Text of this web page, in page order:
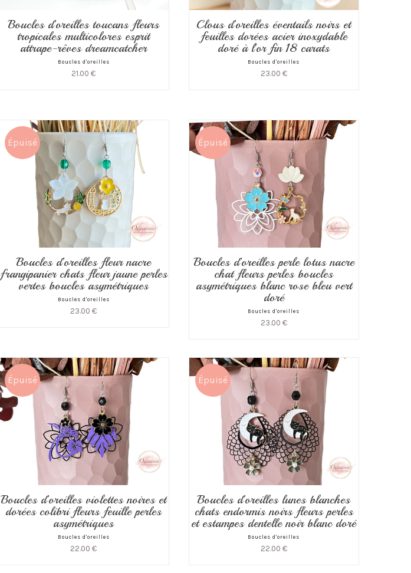
Boucles d’oreilles toucans fleurs
tropicales multicolores esprit
attrape-rêves dreamcatcher
Boucles d'oreilles
21.00 €
Clous d’oreilles éventails noirs et
feuilles dorées acier inoxydable
doré à l’or fin 18 carats
Boucles d'oreilles
23.00 €
Épuisé
Boucles d’oreilles fleur nacre
frangipanier chats fleur jaune perles
vertes boucles asymétriques
Boucles d'oreilles
23.00 €
Épuisé
Boucles d’oreilles perle lotus nacre
chat fleurs perles boucles
asymétriques blanc rose bleu vert
doré
Boucles d'oreilles
23.00 €
Épuisé
Boucles d’oreilles violettes noires et
dorées colibri fleurs feuille perles
asymétriques
Boucles d'oreilles
22.00 €
Épuisé
Boucles d’oreilles lunes blanches
chats endormis noirs fleurs perles
et estampes dentelle noir blanc doré
Boucles d'oreilles
22.00 €